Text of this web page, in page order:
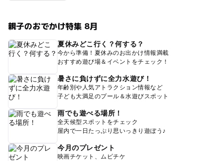
親子のおでかけ特集 8月
夏休みどこ行く？何する？
今から準備！夏休みのお出かけ情報満載
おすすめ遊び場＆イベントをチェック！
暑さに負けずに全力水遊び！
年齢別や人気アトラクション情報など
子ども大満足のプール＆水遊びスポット
雨でも遊べる場所！
全天候型スポットをチェック
屋内で一日たっぷり思いっきり遊ぼう♪
今月のプレゼント
映画チケット、ムビチケ